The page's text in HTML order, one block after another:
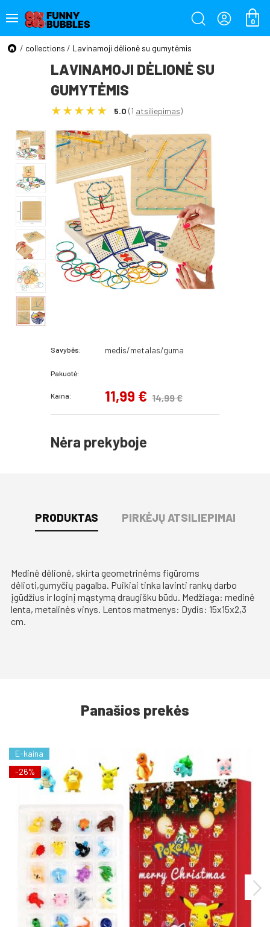
0
/ collections / Lavinamoji dėlionė su gumytėmis
LAVINAMOJI DĖLIONĖ SU
GUMYTĖMIS
5.0 (1 atsiliepimas)
Savybės: medis/metalas/guma
Pakuotė:
Kaina: 11,99 € 14,99 €
Nėra prekyboje
PRODUKTAS PIRKĖJŲ ATSILIEPIMAI
Medinė dėlionė, skirta geometrinėms figūroms
dėlioti,gumyčių pagalba. Puikiai tinka lavinti rankų darbo
įgūdžius ir loginį mąstymą draugišku būdu. Medžiaga: medinė
lenta, metalinės vinys. Lentos matmenys: Dydis: 15x15x2,3
cm.
Panašios prekės
E-kaina
-26%